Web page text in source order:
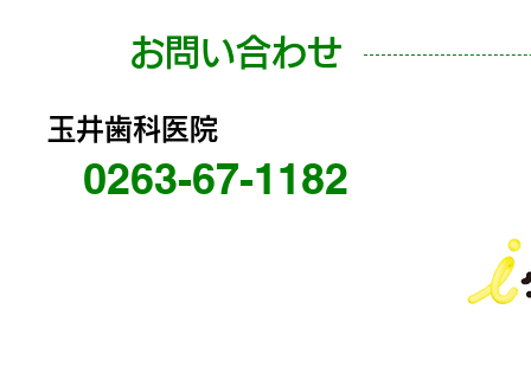
お問い合わせ
玉井歯科医院
0263-67-1182